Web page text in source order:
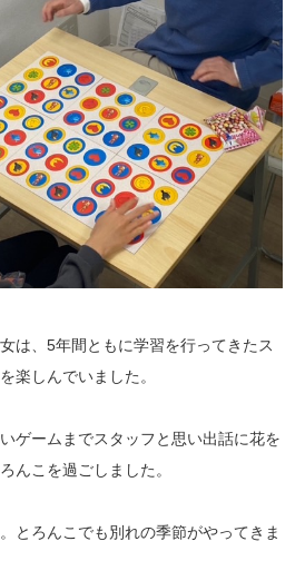
は、5年間ともに学習を行ってきたス
楽しんでいました。
ゲームまでスタッフと思い出話に花を
んこを過ごしました。
とろんこでも別れの季節がやってきま